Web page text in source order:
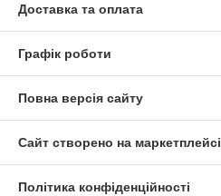
Доставка та оплата
Графік роботи
Повна версія сайту
Сайт створено на маркетплейсі
Політика конфіденційності